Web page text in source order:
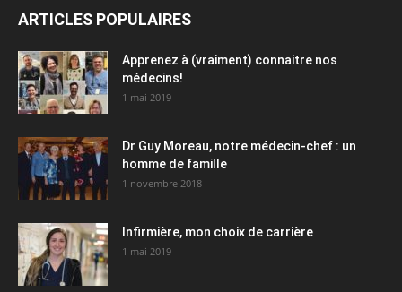
ARTICLES POPULAIRES
Apprenez à (vraiment) connaitre nos
médecins!
1 mai 2019
Dr Guy Moreau, notre médecin-chef : un
homme de famille
1 novembre 2018
Infirmière, mon choix de carrière
1 mai 2019